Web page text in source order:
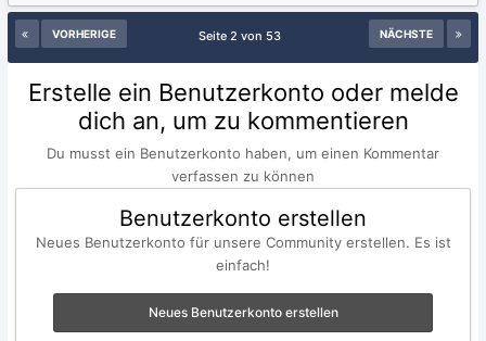
VORHERIGE NÄCHSTE
Seite 2 von 53
Erstelle ein Benutzerkonto oder melde
dich an, um zu kommentieren
Du musst ein Benutzerkonto haben, um einen Kommentar
verfassen zu können
Benutzerkonto erstellen
Neues Benutzerkonto für unsere Community erstellen. Es ist
einfach!
Neues Benutzerkonto erstellen